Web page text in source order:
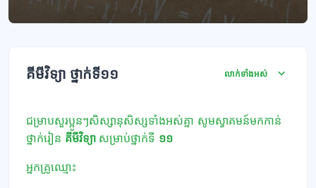
គីមីវិទ្យា ថ្នាក់ទី១១ លាក់ទាំងអស់
ជម្រាបសួរប្អូនៗសិស្សានុសិស្សទាំងអស់គ្នា សូមស្វាគមន៍មកកាន់
ថ្នាក់រៀន គីមីវិទ្យា សម្រាប់ថ្នាក់ទី ១១
អ្នកគ្រូឈ្មោះ